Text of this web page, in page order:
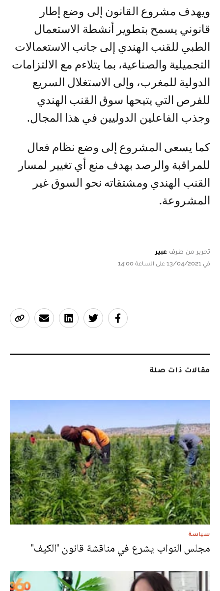
ويهدف مشروع القانون إلى وضع إطار
قانوني يسمح بتطوير أنشطة الاستعمال
الطبي للقنب الهندي إلى جانب الاستعمالات
التجميلية والصناعية، بما يتلاءم مع الالتزامات
الدولية للمغرب، وإلى الاستغلال السريع
للفرص التي يتيحها سوق القنب الهندي
وجذب الفاعلين الدوليين في هذا المجال.
كما يسعى المشروع إلى وضع نظام فعال
للمراقبة والرصد بهدف منع أي تغيير لمسار
القنب الهندي ومشتقاته نحو السوق غير
المشروعة.
تحرير من طرف عبير
في 13/04/2021 على الساعة 14:00
مقالات ذات صلة
سياسة
مجلس النواب يشرع في مناقشة قانون "الكيف"